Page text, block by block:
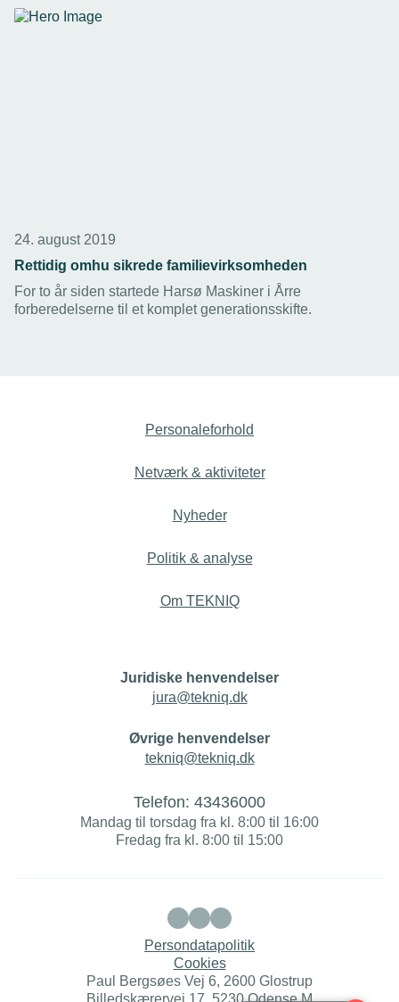
24. august 2019
Rettidig omhu sikrede familievirksomheden
For to år siden startede Harsø Maskiner i Årre
forberedelserne til et komplet generationsskifte.
Personaleforhold
Netværk & aktiviteter
Nyheder
Politik & analyse
Om TEKNIQ
Juridiske henvendelser
jura@tekniq.dk
Øvrige henvendelser
tekniq@tekniq.dk
Telefon: 43436000
Mandag til torsdag fra kl. 8:00 til 16:00
Fredag fra kl. 8:00 til 15:00
Persondatapolitik
Cookies
Paul Bergsøes Vej 6, 2600 Glostrup
Billedskærervej 17, 5230 Odense M